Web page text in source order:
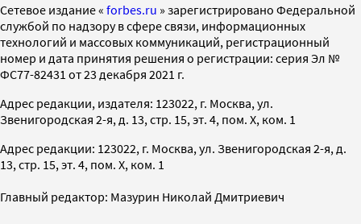
Cетевое издание « forbes.ru » зарегистрировано Федеральной
службой по надзору в сфере связи, информационных
технологий и массовых коммуникаций, регистрационный
номер и дата принятия решения о регистрации: серия Эл №
ФС77-82431 от 23 декабря 2021 г.
Адрес редакции, издателя: 123022, г. Москва, ул.
Звенигородская 2-я, д. 13, стр. 15, эт. 4, пом. X, ком. 1
Адрес редакции: 123022, г. Москва, ул. Звенигородская 2-я, д.
13, стр. 15, эт. 4, пом. X, ком. 1
Главный редактор: Мазурин Николай Дмитриевич